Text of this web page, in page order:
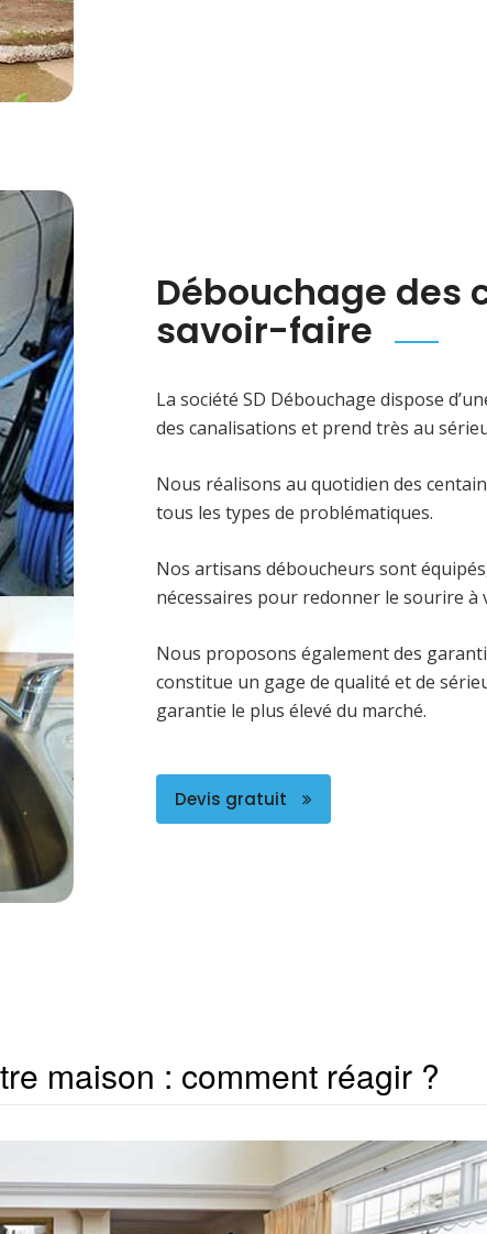
Débouchage des
savoir-faire
La société SD Débouchage dispose
des canalisations et prend très au
Nous réalisons au quotidien des
tous les types de problématiques.
Nos artisans déboucheurs sont
nécessaires pour redonner le sourire à
Nous proposons également des
constitue un gage de qualité et de
garantie le plus élevé du marché.
Devis gratuit
maison : comment réagir ?